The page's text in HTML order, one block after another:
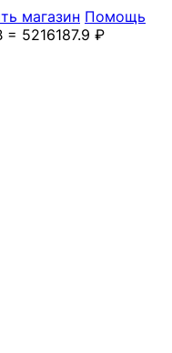
магазин Помощь
= 5216187.9 ₽